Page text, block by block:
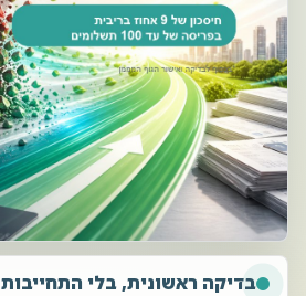
בדיקה ראשונית, בלי התחייבות